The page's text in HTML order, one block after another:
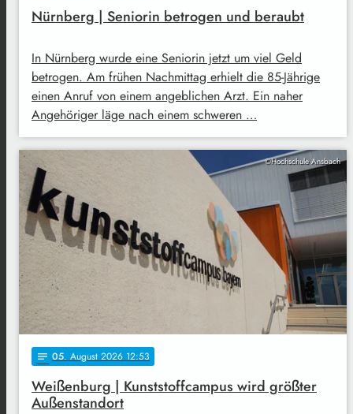
Nürnberg | Seniorin betrogen und beraubt
In Nürnberg wurde eine Seniorin jetzt um viel Geld
betrogen. Am frühen Nachmittag erhielt die 85-Jährige
einen Anruf von einem angeblichen Arzt. Ein naher
Angehöriger läge nach einem schweren …
©Hochschule Ansbach
notes 05. August 2026 12:53
Weißenburg | Kunststoffcampus wird größter
Außenstandort